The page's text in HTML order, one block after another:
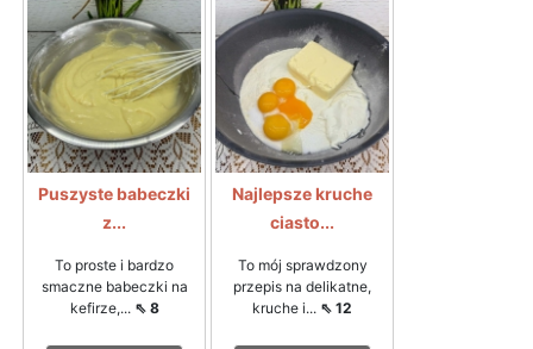
Puszyste babeczki
z...
To proste i bardzo
smaczne babeczki na
kefirze,... ⇖ 8
Najlepsze kruche
ciasto...
To mój sprawdzony
przepis na delikatne,
kruche i... ⇖ 12